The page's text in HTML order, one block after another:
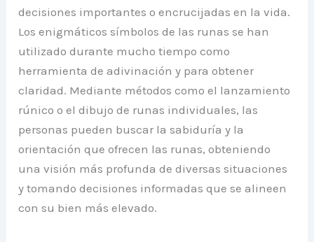
decisiones importantes o encrucijadas en la vida.
Los enigmáticos símbolos de las runas se han
utilizado durante mucho tiempo como
herramienta de adivinación y para obtener
claridad. Mediante métodos como el lanzamiento
rúnico o el dibujo de runas individuales, las
personas pueden buscar la sabiduría y la
orientación que ofrecen las runas, obteniendo
una visión más profunda de diversas situaciones
y tomando decisiones informadas que se alineen
con su bien más elevado.